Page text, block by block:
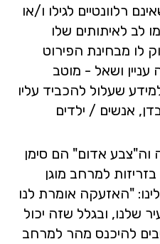
רלוונטיים לגילו ו/או
לב לאיתותים שלו
לו מבחינת הפירוט
עניין ושאל - מוטב
שעלול להכביד עליו
אנשים / ילדים
וה"צבע אדום" הם סימן
למרחב מוגן
"האזעקה אומרת לנו
שלנו, ובגלל שזה יכול
להיכנס מהר למרחב